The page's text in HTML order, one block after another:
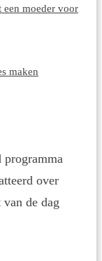
een moeder voor
maken
programma
over
de dag